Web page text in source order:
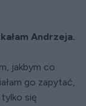
Andrzeja.
jakbym co
go zapytać,
tylko się